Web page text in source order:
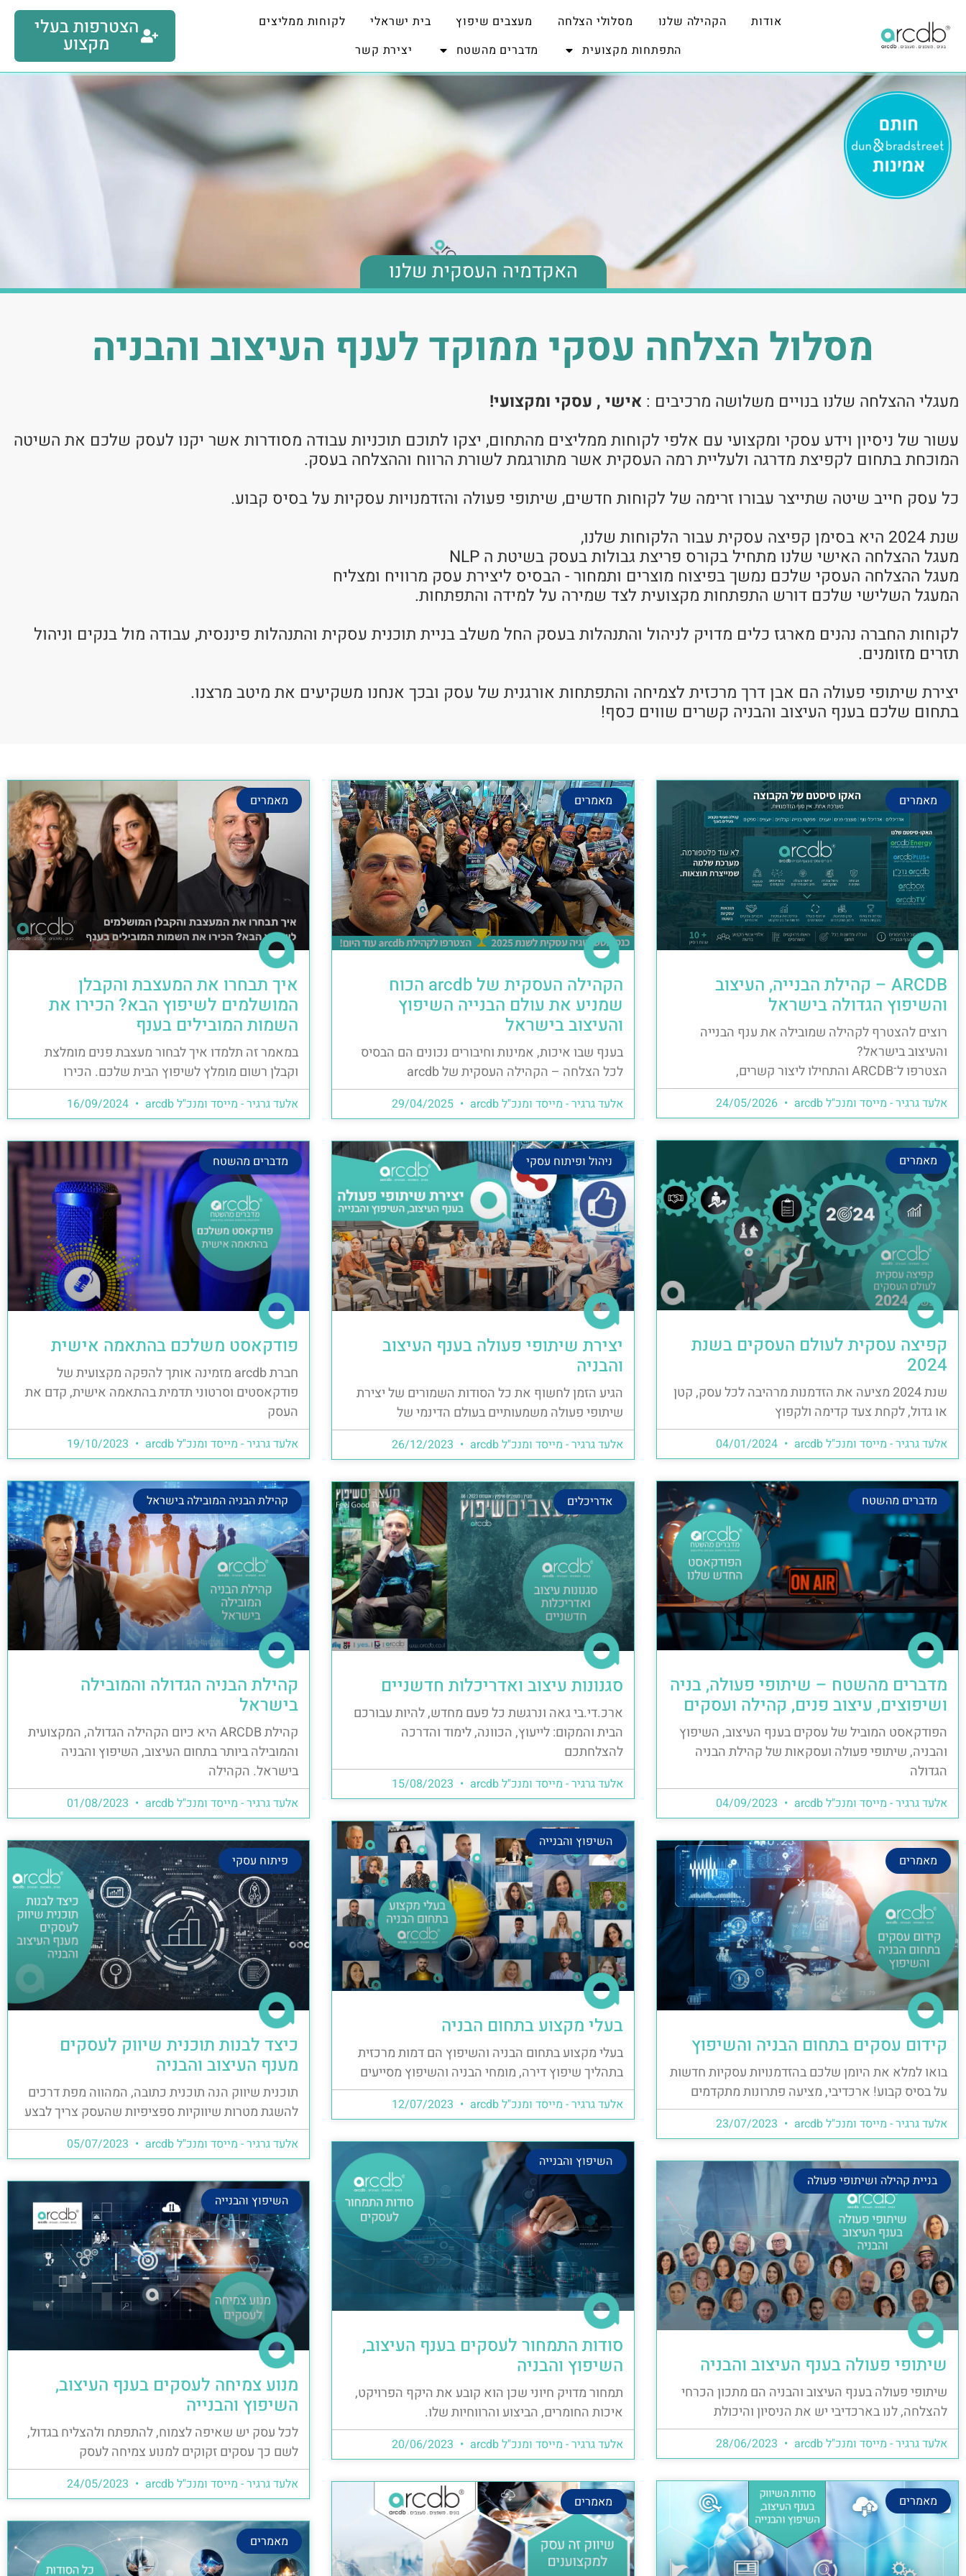
אודות הקהילה שלנו מסלולי הצלחה מעצבים שיפוץ בית ישראלי
לקוחות ממליצים
התפתחות מקצועית
מדברים מהשטח יצירת קשר
הצטרפות בעלי
מקצוע
האקדמיה העסקית שלנו
מסלול הצלחה עסקי ממוקד לענף העיצוב והבניה
מעגלי ההצלחה שלנו בנויים משלושה מרכיבים : אישי , עסקי ומקצועי!
עשור של ניסיון וידע עסקי ומקצועי עם אלפי לקוחות ממליצים מהתחום, יצקו לתוכם תוכניות עבודה מסודרות אשר יקנו לעסק שלכם את השיטה
המוכחת בתחום לקפיצת מדרגה ולעליית רמה העסקית אשר מתורגמת לשורת הרווח וההצלחה בעסק.
כל עסק חייב שיטה שתייצר עבורו זרימה של לקוחות חדשים, שיתופי פעולה והזדמנויות עסקיות על בסיס קבוע.
שנת 2024 היא בסימן קפיצה עסקית עבור הלקוחות שלנו,
מעגל ההצלחה האישי שלנו מתחיל בקורס פריצת גבולות בעסק בשיטת ה NLP
מעגל ההצלחה העסקי שלכם נמשך בפיצוח מוצרים ותמחור - הבסיס ליצירת עסק מרוויח ומצליח
המעגל השלישי שלכם דורש התפתחות מקצועית לצד שמירה על למידה והתפתחות.
לקוחות החברה נהנים מארגז כלים מדויק לניהול והתנהלות בעסק החל משלב בניית תוכנית עסקית והתנהלות פיננסית, עבודה מול בנקים וניהול
תזרים מזומנים.
יצירת שיתופי פעולה הם אבן דרך מרכזית לצמיחה והתפתחות אורגנית של עסק ובכך אנחנו משקיעים את מיטב מרצנו.
בתחום שלכם בענף העיצוב והבניה קשרים שווים כסף!
מאמרים
ARCDB – קהילת הבנייה, העיצוב
והשיפוץ הגדולה בישראל
רוצים להצטרף לקהילה שמובילה את ענף הבנייה
והעיצוב בישראל?
הצטרפו ל־ARCDB והתחילו ליצור קשרים,
אלעד גרגיר - מייסד ומנכ"ל arcdb
מאמרים
הקהילה העסקית של arcdb הכוח
שמניע את עולם הבנייה השיפוץ
והעיצוב בישראל
בענף שבו איכות, אמינות וחיבורים נכונים הם הבסיס
לכל הצלחה – הקהילה העסקית של arcdb
אלעד גרגיר - מייסד ומנכ"ל arcdb 29/04/2025
מאמרים
איך תבחרו את המעצבת והקבלן
המושלמים לשיפוץ הבא? הכירו את
השמות המובילים בענף
במאמר זה תלמדו איך לבחור מעצבת פנים מומלצת
וקבלן רשום מומלץ לשיפוץ הבית שלכם. הכירו
אלעד גרגיר - מייסד ומנכ"ל arcdb
מאמרים
קפיצה עסקית לעולם העסקים בשנת
2024
שנת 2024 מציעה את הזדמנות מרהיבה לכל עסק, קטן
או גדול, לקחת צעד קדימה ולקפוץ
אלעד גרגיר - מייסד ומנכ"ל arcdb
ניהול ופיתוח עסקי
יצירת שיתופי פעולה בענף העיצוב
והבניה
הגיע הזמן לחשוף את כל הסודות השמורים של יצירת
שיתופי פעולה משמעותיים בעולם הדינמי של
אלעד גרגיר - מייסד ומנכ"ל arcdb
מדברים מהשטח
פודקאסט משלכם בהתאמה אישית
חברת arcdb מזמינה אותך להפקה מקצועית של
פודקאסטים וסרטוני תדמית בהתאמה אישית, קדם את
העסק
אלעד גרגיר - מייסד ומנכ"ל arcdb
מדברים מהשטח
מדברים מהשטח – שיתופי פעולה, בניה
ושיפוצים, עיצוב פנים, קהילה ועסקים
הפודקאסט המוביל של עסקים בענף העיצוב, השיפוץ
והבניה, שיתופי פעולה ועסקאות של קהילת הבניה
הגדולה
אלעד גרגיר - מייסד ומנכ"ל arcdb
אדריכלים
סגנונות עיצוב ואדריכלות חדשניים
ארכ.די.בי גאה ונרגשת כל פעם מחדש, להיות עבורכם
הבית והמקום: לייעוץ, הכוונה, לימוד והדרכה
להצלחתכם
אלעד גרגיר - מייסד ומנכ"ל arcdb
קהילת הבניה המובילה בישראל
קהילת הבניה הגדולה והמובילה
בישראל
קהילת ARCDB היא כיום הקהילה הגדולה, המקצועית
והמובילה ביותר בתחום העיצוב, השיפוץ והבניה
בישראל. הקהילה
אלעד גרגיר - מייסד ומנכ"ל arcdb
מאמרים
קידום עסקים בתחום הבניה והשיפוץ
בואו למלא את היומן שלכם בהזדמנויות עסקיות חדשות
על בסיס קבוע! ארכדיבי, מציעה פתרונות מתקדמים
אלעד גרגיר - מייסד ומנכ"ל arcdb
השיפוץ והבנייה
בעלי מקצוע בתחום הבניה
בעלי מקצוע בתחום הבניה והשיפוץ הם דמות מרכזית
בתהליך שיפוץ דירה, מומחי הבניה והשיפוץ מסייעים
אלעד גרגיר - מייסד ומנכ"ל arcdb
פיתוח עסקי
כיצד לבנות תוכנית שיווק לעסקים
מענף העיצוב והבניה
תוכנית שיווק הנה תוכנית כתובה, המהווה מפת דרכים
להשגת מטרות שיווקיות ספציפיות שהעסק צריך לבצע
אלעד גרגיר - מייסד ומנכ"ל arcdb
בניית קהילה ושיתופי פעולה
שיתופי פעולה בענף העיצוב והבניה
שיתופי פעולה בענף העיצוב והבניה הם מתכון הכרחי
להצלחה, לנו בארכדיבי יש את הניסיון והיכולת
אלעד גרגיר - מייסד ומנכ"ל arcdb
השיפוץ והבנייה
סודות התמחור לעסקים בענף העיצוב,
השיפוץ והבניה
תמחור מדויק חיוני שכן הוא קובע את היקף הפרויקט,
איכות החומרים, הביצוע והרווחיות שלו.
אלעד גרגיר - מייסד ומנכ"ל arcdb
השיפוץ והבנייה
מנוע צמיחה לעסקים בענף העיצוב,
השיפוץ והבנייה
לכל עסק יש שאיפה לצמוח, להתפתח ולהצליח בגדול,
לשם כך עסקים זקוקים למנוע צמיחה לעסק
אלעד גרגיר - מייסד ומנכ"ל arcdb
מאמרים
מאמרים
מאמרים